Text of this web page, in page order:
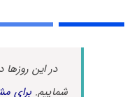
در این روزها
شماییم.برای